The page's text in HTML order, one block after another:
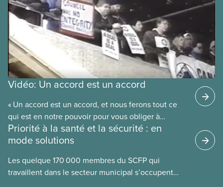
Vidéo: Un accord est un accord
« Un accord est un accord, et nous ferons tout ce
qui est en notre pouvoir pour vous obliger à
respecter cet accord. » C’est la promesse faite par
le futur président national du SCFP, Paul Moist, au
conseil a annoncé son intention d’ouvrir la
convention collective du SCFP 500 afin de réduire
Priorité à la santé et la sécurité : en
mode solutions
Les quelque 170 000 membres du SCFP qui
travaillent dans le secteur municipal s’occupent